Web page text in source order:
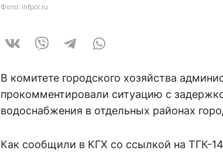
Фото: infpol.ru
В комитете городского хозяйства
прокомментировали ситуацию с
водоснабжения в отдельных районах
Как сообщили в КГХ со ссылкой на ТГК-